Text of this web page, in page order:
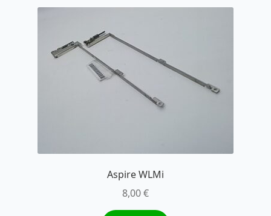
Aspire WLMi
8,00€